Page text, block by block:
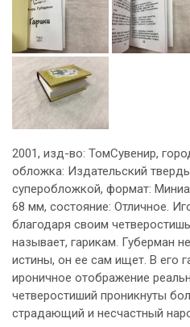
2001, изд-во: ТомСувенир,
обложка: Издательский
суперобложкой, формат:
68 мм, состояние: Отличное.
благодаря своим
называет, гарикам. Губерман
истины, он ее сам ищет. В его
ироничное отображение
четверостиший проникнуты
страдающий и несчастный